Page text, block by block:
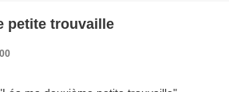
petite trouvaille